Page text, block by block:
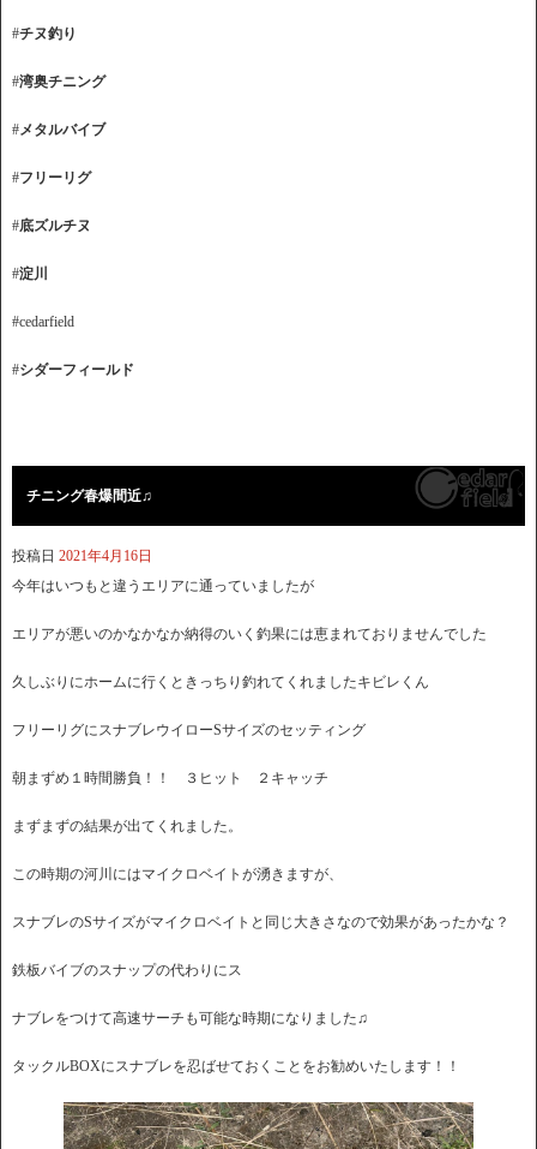
#チヌ釣り
#湾奥チニング
#メタルバイブ
#フリーリグ
#底ズルチヌ
#淀川
#cedarfield
#シダーフィールド
チニング春爆間近♫
投稿日 2021年4月16日
今年はいつもと違うエリアに通っていましたが
エリアが悪いのかなかなか納得のいく釣果には恵まれておりませんでした
久しぶりにホームに行くときっちり釣れてくれましたキビレくん
フリーリグにスナブレウイローSサイズのセッティング
朝まずめ１時間勝負！！ ３ヒット ２キャッチ
まずまずの結果が出てくれました。
この時期の河川にはマイクロベイトが湧きますが、
スナブレのSサイズがマイクロベイトと同じ大きさなので効果があったかな？
鉄板バイブのスナップの代わりにス
ナブレをつけて高速サーチも可能な時期になりました♫
タックルBOXにスナブレを忍ばせておくことをお勧めいたします！！